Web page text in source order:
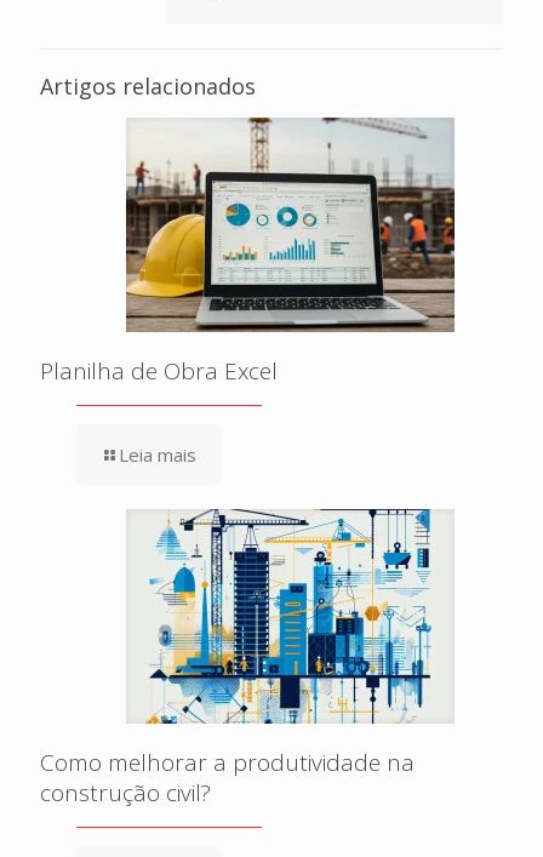
Artigos relacionados
Planilha de Obra Excel
Leia mais
Como melhorar a produtividade na
construção civil?